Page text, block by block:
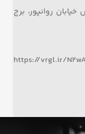
روانپور، برج
https://vrgl.ir/